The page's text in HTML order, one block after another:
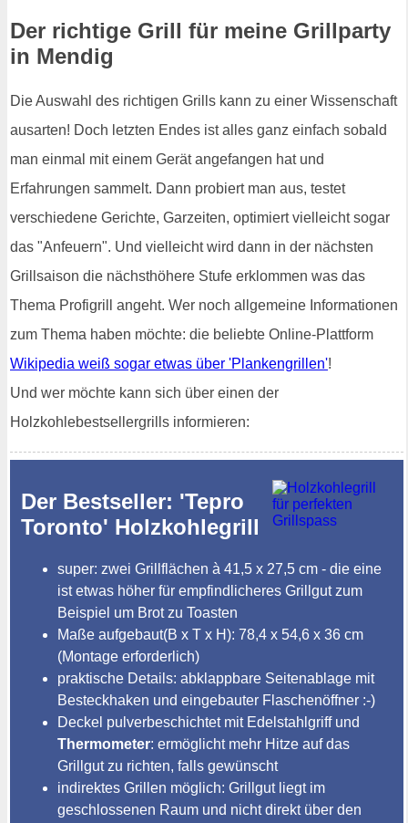
Der richtige Grill für meine Grillparty
in Mendig
Die Auswahl des richtigen Grills kann zu einer Wissenschaft
ausarten! Doch letzten Endes ist alles ganz einfach sobald
man einmal mit einem Gerät angefangen hat und
Erfahrungen sammelt. Dann probiert man aus, testet
verschiedene Gerichte, Garzeiten, optimiert vielleicht sogar
das "Anfeuern". Und vielleicht wird dann in der nächsten
Grillsaison die nächsthöhere Stufe erklommen was das
Thema Profigrill angeht. Wer noch allgemeine Informationen
zum Thema haben möchte: die beliebte Online-Plattform
Wikipedia weiß sogar etwas über 'Plankengrillen'!
Und wer möchte kann sich über einen der
Holzkohlebestsellergrills informieren:
Der Bestseller: 'Tepro
Toronto' Holzkohlegrill
super: zwei Grillflächen à 41,5 x 27,5 cm - die eine
ist etwas höher für empfindlicheres Grillgut zum
Beispiel um Brot zu Toasten
Maße aufgebaut(B x T x H): 78,4 x 54,6 x 36 cm
(Montage erforderlich)
praktische Details: abklappbare Seitenablage mit
Besteckhaken und eingebauter Flaschenöffner :-)
Deckel pulverbeschichtet mit Edelstahlgriff und
Thermometer: ermöglicht mehr Hitze auf das
Grillgut zu richten, falls gewünscht
indirektes Grillen möglich: Grillgut liegt im
geschlossenen Raum und nicht direkt über den